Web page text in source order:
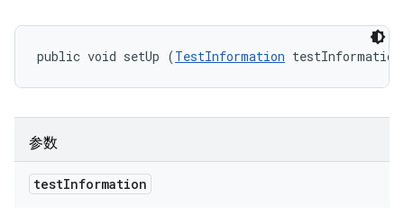
public void setUp (TestInformation
参数
testInformation